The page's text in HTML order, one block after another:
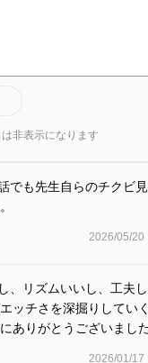
非表示になります
でも先生自らのチクビ見
2026/05/20
、リズムいいし、工夫
ッチさを深掘りしてい
ありがとうございました
2026/01/17